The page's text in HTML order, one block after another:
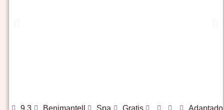
9,3 Benimantell Spa Gratis Adaptado